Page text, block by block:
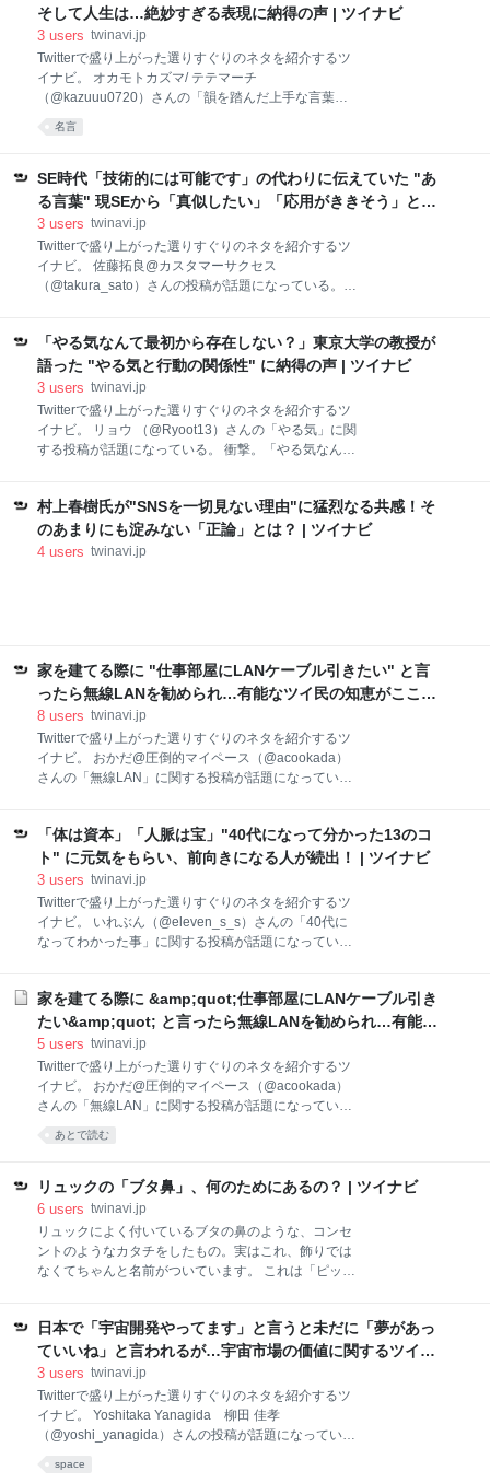
ルドして流入量をコントロールする②依頼者には細か
く打ち返して丸投げを避けて負担をシェアさせる③完
璧主義は捨てる」という実用アドバイスが返ってきた
— かえる™ (@72jailbreak) 09:00 AM - 01 Jan 1970
お父さん！！ すごい的確で、わかりやすいアドバイ
来そうなお父様。 — 真奈美@イラストと漫画
から僕にはお父様は理想的な父親
そして人生は…絶妙すぎる表現に納得の声 | ツイナビ
3 users twinavi.jp
Twitterで盛り上がった選りすぐりのネタを紹介するツ
イナビ。 オカモトカズマ/ テテマーチ
（@kazuuu0720）さんの「韻を踏んだ上手な言葉」
に関する投稿が話題になっている。 （アカウント名に
含まれる環境依存文字・絵文字は反映されない場合も
いか」が、品性 「私あの時なんであんなこと言っちゃ
ったんだろ...」が、人生 — オカモトカズマ/ テテマー
チ (@kazuuu0720) 09:00 AM - 01 Jan 1970 韻を踏ん
せられた。 うまい、、、 — YUSUKE／カラテ社長
(@YUSUKE_OSS) March 27, 2021 なるほど? —
Nem. (@nemunemu1116) March 27, 2021
名言
SE時代「技術的には可能です」の代わりに伝えていた "あ
る言葉" 現SEから「真似したい」「応用がききそう」と絶
賛！ | ツイナビ
3 users twinavi.jp
Twitterで盛り上がった選りすぐりのネタを紹介するツ
イナビ。 佐藤拓良@カスタマーサクセス
（@takura_sato）さんの投稿が話題になっている。
的には可能です」は誤解を招くから「それ、高いです
よ」って言うようにしてた。 — 佐藤拓良@カスタマー
サクセス (@takura_sato) 09:00 AM - 01 Jan 1970 な
るほどｗｗ これなら詳しいことがわからない素人でも
「あ、そうなんだ」って思うかもね？！ｗ その言葉頂
きます。 — Komikoni@LOVE_THE_WORLD
2021 応用の効きそうな言
「やる気なんて最初から存在しない？」東京大学の教授が
語った "やる気と行動の関係性" に納得の声 | ツイナビ
3 users twinavi.jp
Twitterで盛り上がった選りすぐりのネタを紹介するツ
イナビ。 リョウ （@Ryoot13）さんの「やる気」に関
する投稿が話題になっている。 衝撃。「やる気なんて
れたもの。人間は行動を起こすからやる気が出てくる
生き物だと。結論→やる気出すなんて概念は要らな
い。アレコレ考えずとにかくやれって話し。今日も行
きたいですね‼️ — 有清 裕晃@人事畑を耕す人?‍?
(@hiro_a_key1974) March 2, 2
村上春樹氏が"SNSを一切見ない理由"に猛烈なる共感！そ
のあまりにも淀みない「正論」とは？ | ツイナビ
4 users twinavi.jp
家を建てる際に "仕事部屋にLANケーブル引きたい" と言
ったら無線LANを勧められ…有能なツイ民の知恵がここに
集結 | ツイナビ
8 users twinavi.jp
Twitterで盛り上がった選りすぐりのネタを紹介するツ
イナビ。 おかだ@圧倒的マイペース（@acookada）
さんの「無線LAN」に関する投稿が話題になってい
今は無線LANと言ってですね、配線しなくてもパソコ
ンがインターネットに繋がるんですよ！おくさん！」
て言われてこんな顔?になった。 — おかだ@圧倒的マ
イペース (@acookada) February 1, 2021 有線が！欲
しいんですよ！ — おかだ@圧倒的マイペース
(@acookada) February 1, 2021 有線の存在を知らない
かかるしLANコンセントつけちゃうと規格変わったと
きに大変なのでと、大量のCD管
「体は資本」「人脈は宝」"40代になって分かった13のコ
ト" に元気をもらい、前向きになる人が続出！ | ツイナビ
3 users twinavi.jp
Twitterで盛り上がった選りすぐりのネタを紹介するツ
イナビ。 いれぶん（@eleven_s_s）さんの「40代に
なってわかった事」に関する投稿が話題になってい
は百薬の長」「夢中は最強」「機嫌は自分で取るも
の」「恩は回すもの」「一生勉強続けるべき」「趣味
で人生は輝く」「苦労と挑戦は買ってでもするべき」
「40代は楽しい」「40代からでも全く遅くない」 —
いれぶん (@eleven_s_s) February 8, 2021 前向きな気
持ちになれる投稿！！ これには、元気をもらったとい
30歳の誕生日迎えた時あーあ20代終わっちゃった?も
をもらいました^ ^まだ30歳！いろいろ挑戦します? —
家を建てる際に &amp;quot;仕事部屋にLANケーブル引き
たい&amp;quot; と言ったら無線LANを勧められ…有能な
ツイ民の知恵がここに集結 | ツイナビ
5 users twinavi.jp
Twitterで盛り上がった選りすぐりのネタを紹介するツ
イナビ。 おかだ@圧倒的マイペース（@acookada）
さんの「無線LAN」に関する投稿が話題になってい
る。 家を建てる打ち合わせで 「仕事部屋にLANケーブ
ル引きたいんですよね」 って言ったら 「あのですね、
ンがインターネットに繋がるんですよ！おくさん！」
て言われてこんな顔🐱になった。 — おかだ@圧倒的
マイペース (@acookada) February 1, 2021 有線が！
欲しいんですよ！ — おかだ@圧倒的マイペース
(@acookada) February 1, 2021 有線の存在を知らない
かかるしLANコンセントつけちゃうと規格変わったと
きに大変なのでと、大量のCD
あとで読む
リュックの「ブタ鼻」、何のためにあるの？ | ツイナビ
6 users twinavi.jp
リュックによく付いているブタの鼻のような、コンセ
ントのようなカタチをしたもの。実はこれ、飾りでは
なくてちゃんと名前がついています。 これは「ピッケ
ために付いています。登山用の本格的なリュックの底
にはヒモが付いており、底のヒモとピッケルホルダー
で登山道具を固定して使うというわけです。 雪山を登
るときには必須アイテムといえますが、街中で見かけ
るカジュアルなリュックに付いているピッケルホルダ
ーは実際に使うには強度が足りず、デザインで付いて
のものにはだいたい付いていますね。もちろん、本格
日本で「宇宙開発やってます」と言うと未だに「夢があっ
ていいね」と言われるが…宇宙市場の価値に関するツイー
トが話題に | ツイナビ
3 users twinavi.jp
Twitterで盛り上がった選りすぐりのネタを紹介するツ
イナビ。 Yoshitaka Yanagida 柳田 佳孝
（@yoshi_yanagida）さんの投稿が話題になってい
は反映されない場合もあります） 日本で「宇宙開発や
space